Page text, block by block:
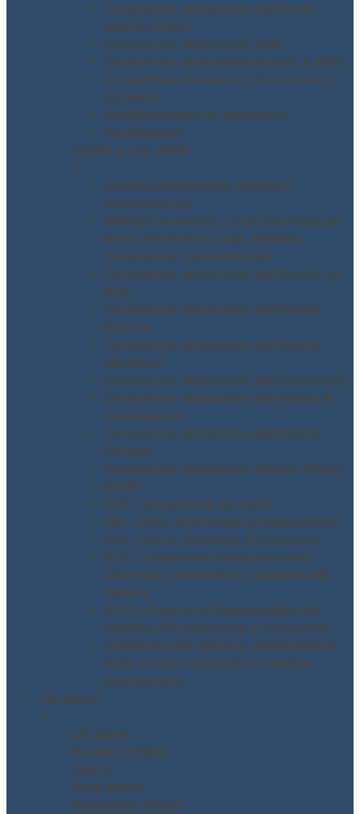
Consulenza valutazione rischio da
agenti chimici
Consulenza valutazione CEM
Consulenza valutazione rumore e vibro
Consulenza valutazione stress lavoro
correlato
Analisi emissioni in atmosfera
Fondimpresa
Servizi D.Lgs. 81/08
▼
Acustica Ambientale, Edilizia e
Architettonica
Obbligo formativo – corsi sicurezza sul
lavoro secondo il D.Lgs. 81/2008
Consulenza Testo Unico 81
Consulenza valutazione del Rischio da
MMC
Consulenza valutazione del Rischio
Rumore
Consulenza valutazione del Rischio
Vibrazioni
Consulenza valutazione del rischio ROA
Consulenza valutazione del rischio di
fulminazione
Consulenza valutazione del Rischio
Chimico
Consulenza valutazione Rischio Stress
DUVRI
DVR – Valutazione dei rischi
PEE – Piano di Emergenza Evacuazione
POS – Piano Operativo di Sicurezza
RLST – Rappresentante Lavoratori
Sicurezza Territoriale – supporto alla
nomina
RSPP – Incarico di Responsabile del
Servizio di Prevenzione e Protezione
Analisi tecnica gratuita: sopralluogo in
sede e parere preliminare tramite
Questionario
Chi Siamo
▼
Chi Siamo
MODINETWORK
Clienti
Dove siamo
Recensioni Clienti